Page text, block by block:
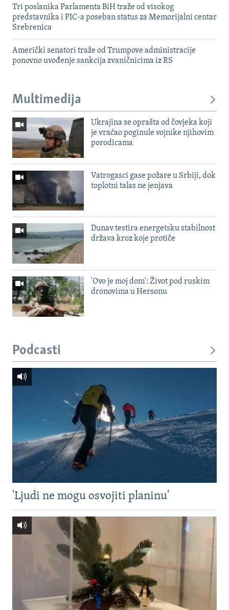
Tri poslanika Parlamenta BiH traže od visokog
predstavnika i PIC-a poseban status za Memorijalni centar
Srebrenica
Američki senatori traže od Trumpove administracije
ponovno uvođenje sankcija zvaničnicima iz RS
Multimedija
Ukrajina se oprašta od čovjeka koji
je vraćao poginule vojnike njihovim
porodicama
Vatrogasci gase požare u Srbiji, dok
toplotni talas ne jenjava
Dunav testira energetsku stabilnost
država kroz koje protiče
'Ovo je moj dom': Život pod ruskim
dronovima u Hersonu
Podcasti
'Ljudi ne mogu osvojiti planinu'